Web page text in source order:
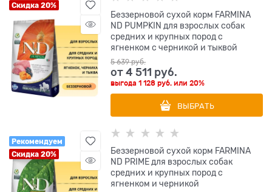
Скидка 20%
Беззерновой cухой корм FARMINA
ND PUMPKIN для взрослых собак
средних и крупных пород с
ягненком с черникой и тыквой
5 639 руб.
от4 511 руб.
выгода1 128 руб. или20%
ВЫБРАТЬ
Рекомендуем
Скидка 20%
Беззерновой cухой корм FARMINA
ND PRIME для взрослых собак
средних и крупных пород с
ягненком и черникой